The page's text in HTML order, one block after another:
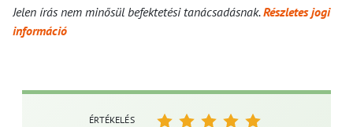
Jelen írás nem minősül befektetési tanácsadásnak.Részletes jogi
információ
ÉRTÉKELÉS